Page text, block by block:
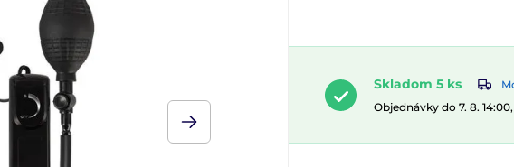
Skladom 5 ks
Objednávky do 7. 8.